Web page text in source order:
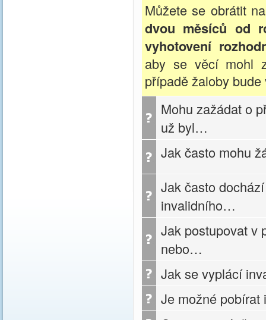
Můžete se obrátit
dvou měsíců od
vyhotovení
aby se věcí mohl
případě žaloby
Mohu zažádat o
už byl…
Jak často mohu
Jak často
invalidního…
Jak postupovat v
nebo…
Jak se vyplácí
Je možné pobírat